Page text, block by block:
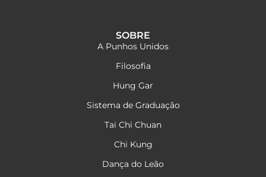
SOBRE
A Punhos Unidos
Filosofia
Hung Gar
Sistema de Graduação
Tai Chi Chuan
Chi Kung
Dança do Leão